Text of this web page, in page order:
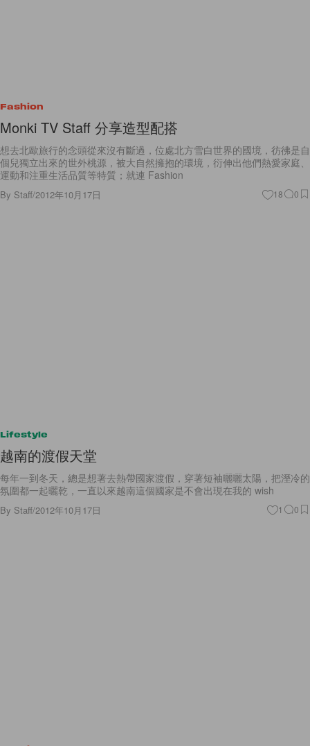
Fashion
Monki TV Staff 分享造型配搭
想去北歐旅行的念頭從來沒有斷過，位處北方雪白世界的國境，彷彿是自
個兒獨立出來的世外桃源，被大自然擁抱的環境，衍伸出他們熱愛家庭、
運動和注重生活品質等特質；就連 Fashion
By Staff/2012年10月17日 18 0
Lifestyle
越南的渡假天堂
每年一到冬天，總是想著去熱帶國家渡假，穿著短袖曬曬太陽，把溼冷的
氛圍都一起曬乾，一直以來越南這個國家是不會出現在我的 wish
By Staff/2012年10月17日 1 0